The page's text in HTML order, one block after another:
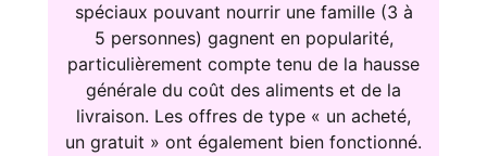
spéciaux pouvant nourrir une famille (3 à
5 personnes) gagnent en popularité,
particulièrement compte tenu de la hausse
générale du coût des aliments et de la
livraison. Les offres de type « un acheté,
un gratuit » ont également bien fonctionné.